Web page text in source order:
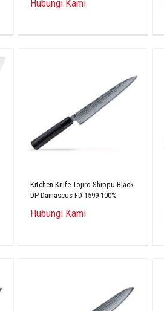
Hubungi Kami
Kitchen Knife Tojiro Shippu Black
DP Damascus FD 1599 100%
Hubungi Kami